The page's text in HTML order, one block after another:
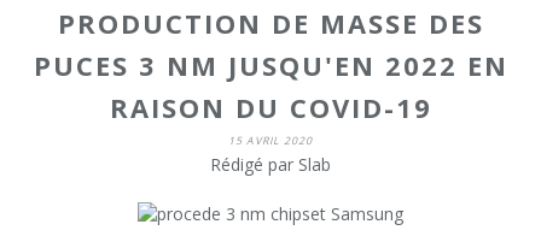
PRODUCTION DE MASSE DES
PUCES 3 NM JUSQU'EN 2022 EN
RAISON DU COVID-19
15 AVRIL 2020
Rédigé par Slab